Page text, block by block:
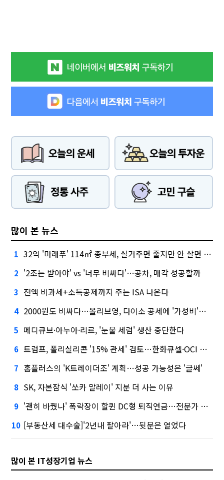
많이 본 뉴스
1 32억 '마래푸' 114㎡ 종부세, 실거주면 줄지만 안 살면 2.5배
2 '2조는 받아야' vs '너무 비싸다'…공차, 매각 성공할까
3 전액 비과세+소득공제까지 주는 ISA 나온다
4 2000원도 비싸다…올리브영, 다이소 공세에 '가성비'로 맞불
5 메디큐브·아누아·리르, '눈물 세럼' 생산 중단한다
6 트럼프, 폴리실리콘 '15% 관세' 검토…한화큐셀·OCI 영향은?
7 홈플러스의 'K트레이더조' 계획…성공 가능성은 '글쎄'
8 SK, 자본잠식 '쏘카 말레이' 지분 더 사는 이유
9 '괜히 바꿨나' 폭락장이 할퀸 DC형 퇴직연금…전문가 조언은
10 [부동산세 대수술]'2년내 팔아라'…뒷문은 열었다
많이 본 IT성장기업 뉴스